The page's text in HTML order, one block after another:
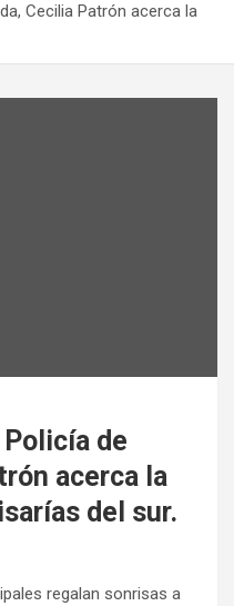
Cecilia Patrón acerca la
de
acerca la
del sur.
regalan sonrisas a